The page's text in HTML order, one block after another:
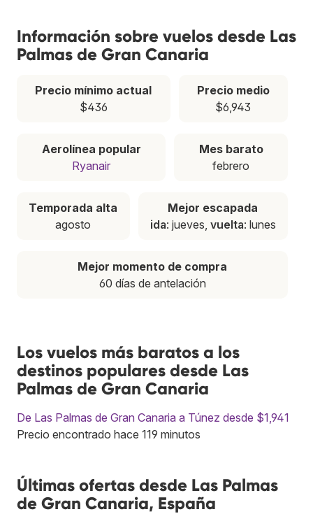
Información sobre vuelos desde Las
Palmas de Gran Canaria
Precio mínimo actual
$436
Precio medio
$6,943
Aerolínea popular
Ryanair
Mes barato
febrero
Temporada alta
agosto
Mejor escapada
ida: jueves, vuelta: lunes
Mejor momento de compra
60 días de antelación
Los vuelos más baratos a los
destinos populares desde Las
Palmas de Gran Canaria
De Las Palmas de Gran Canaria a Túnez desde $1,941
Precio encontrado hace 119 minutos
Últimas ofertas desde Las Palmas
de Gran Canaria, España